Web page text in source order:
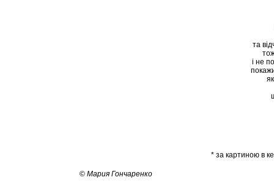
та
і не
* за картиною в
© Мария Гончаренко